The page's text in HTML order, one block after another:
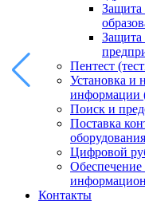
Защита
Защита
Пентест
Установка и
информации
Поиск и
Поставка
Цифровой
Обеспечение
Контакты